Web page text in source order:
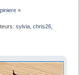
»
sylvia ,chris26